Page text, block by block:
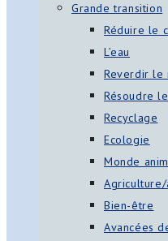
Grande transition
Réduire le
L’eau
Reverdir le
Résoudre
Recyclage
Ecologie
Monde
Agriculture/
Bien-être
Avancées